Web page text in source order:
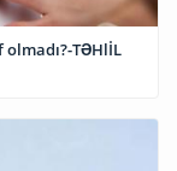
olmadı?-TƏHlİL